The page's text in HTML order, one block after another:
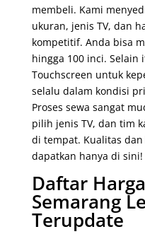
membeli. Kami
ukuran, jenis TV, dan
kompetitif. Anda bisa
hingga 100 inci. Selain
Touchscreen untuk
selalu dalam kondisi
Proses sewa sangat
pilih jenis TV, dan tim
di tempat. Kualitas
dapatkan hanya di sini!
Daftar
Semarang
Terupdate